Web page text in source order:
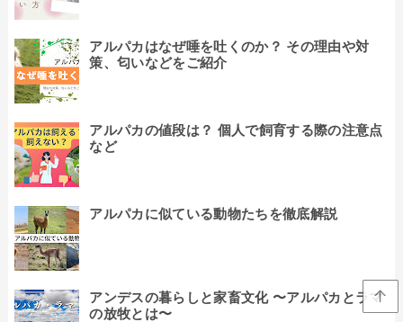
アルパカはなぜ唾を吐くのか？ その理由や対
策、匂いなどをご紹介
アルパカの値段は？ 個人で飼育する際の注意点
など
アルパカに似ている動物たちを徹底解説
アンデスの暮らしと家畜文化 〜アルパカとラマ
の放牧とは〜